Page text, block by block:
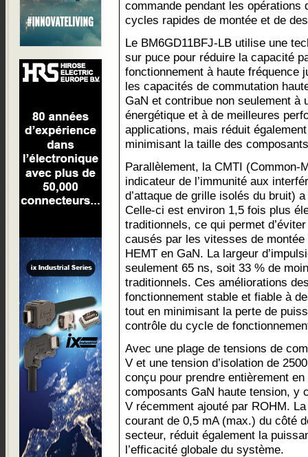
commande pendant les opérations
cycles rapides de montée et de
Le BM6GD11BFJ-LB utilise une
sur puce pour réduire la capacité
fonctionnement à haute fréquence
les capacités de commutation
GaN et contribue non seulement à
énergétique et à de meilleures
applications, mais réduit
minimisant la taille des
Parallèlement, la CMTI (Common-
indicateur de l’immunité aux
d’attaque de grille isolés du bruit)
Celle-ci est environ 1,5 fois plus
traditionnels, ce qui permet
causés par les vitesses de
HEMT en GaN. La largeur
seulement 65 ns, soit 33 % de
traditionnels. Ces améliorations
fonctionnement stable et fiable à
tout en minimisant la perte de
contrôle du cycle de
Avec une plage de tensions de
V et une tension d’isolation de
conçu pour prendre entièrement
composants GaN haute tension, y
V récemment ajouté par ROHM.
courant de 0,5 mA (max.) du côté
secteur, réduit également la
l’efficacité globale du système.